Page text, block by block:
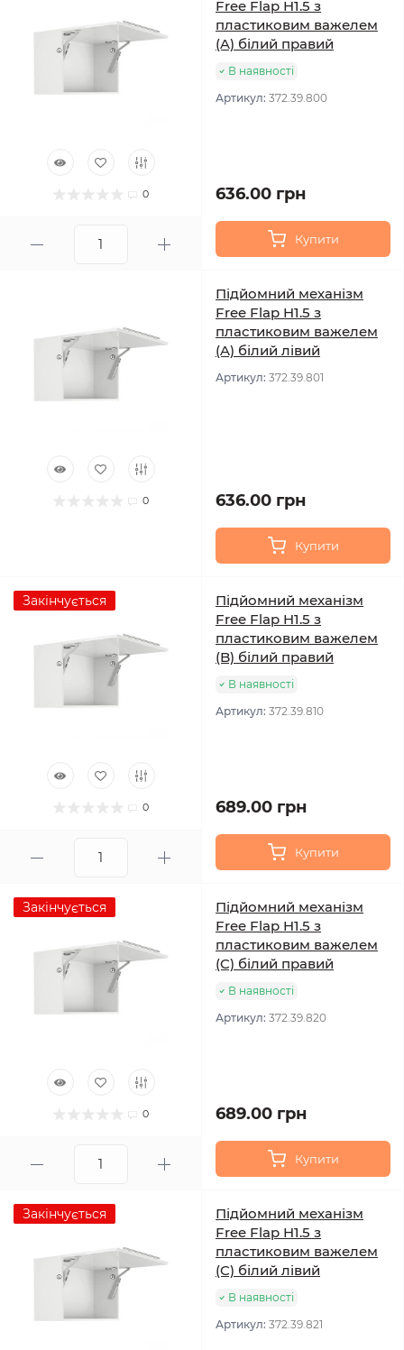
0
Free Flap H1.5 з
пластиковим важелем
(A) білий правий
В наявності
Артикул: 372.39.800
636.00 грн
Купити
0
Підйомний механізм
Free Flap H1.5 з
пластиковим важелем
(A) білий лівий
Артикул: 372.39.801
636.00 грн
Купити
Закінчується
0
Підйомний механізм
Free Flap H1.5 з
пластиковим важелем
(B) білий правий
В наявності
Артикул: 372.39.810
689.00 грн
Купити
Закінчується
0
Підйомний механізм
Free Flap H1.5 з
пластиковим важелем
(C) білий правий
В наявності
Артикул: 372.39.820
689.00 грн
Купити
Закінчується
Підйомний механізм
Free Flap H1.5 з
пластиковим важелем
(C) білий лівий
В наявності
Артикул: 372.39.821